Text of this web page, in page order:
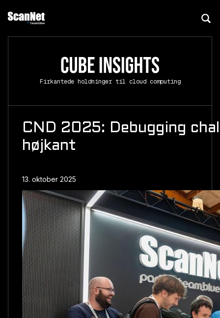
Firkantede holdninger til cloud computing
CND 2025: Debugging
højkant
13. oktober 2025